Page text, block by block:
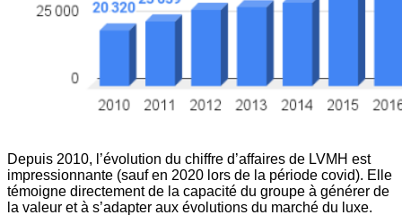
Depuis 2010, l’évolution du chiffre d’affaires de LVMH est
impressionnante (sauf en 2020 lors de la période covid). Elle
témoigne directement de la capacité du groupe à générer de
la valeur et à s’adapter aux évolutions du marché du luxe.